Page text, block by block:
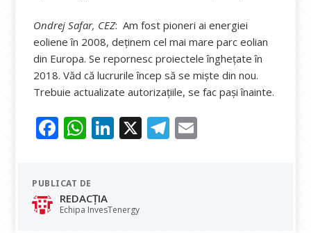
Ondrej Safar, CEZ: Am fost pioneri ai energiei
eoliene în 2008, deținem cel mai mare parc eolian
din Europa. Se repornesc proiectele înghețate în
2018. Văd că lucrurile încep să se miște din nou.
Trebuie actualizate autorizațiile, se fac pași înainte.
F
e
b
o
W
at
s
A
Li
dI
X T
PUBLICAT DE
REDACȚIA
Echipa InvesTenergy